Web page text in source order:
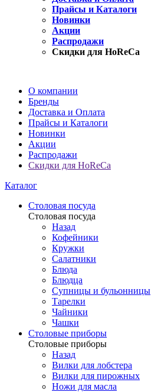
Прайсы и Каталоги
Новинки
Акции
Распродажи
Скидки для HoReCa
О компании
Бренды
Доставка и Оплата
Прайсы и Каталоги
Новинки
Акции
Распродажи
Скидки для HoReCa
Каталог
Столовая посуда
Столовая посуда
Назад
Кофейники
Кружки
Салатники
Блюда
Блюдца
Супницы и бульонницы
Тарелки
Чайники
Чашки
Cтоловые приборы
Cтоловые приборы
Назад
Вилки для лобстера
Вилки для пирожных
Ножи для масла